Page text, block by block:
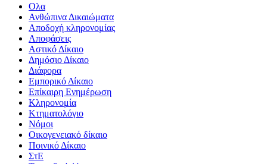
Ολα
Ανθώπινα Δικαιώματα
Aποδοχή κληρονομίας
Αποφάσεις
Αστικό Δίκαιο
Δημόσιο Δίκαιο
Διάφορα
Εμπορικό Δίκαιο
Επίκαιρη Ενημέρωση
Kληρονομία
Κτηματολόγιο
Νόμοι
Οικογενειακό δίκαιο
Ποινικό Δίκαιο
ΣτΕ